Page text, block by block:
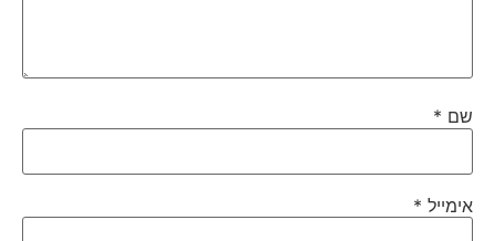
שם*
אימייל*